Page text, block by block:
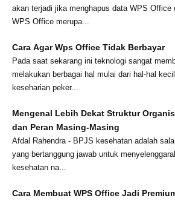
akan terjadi jika menghapus data WPS Office
WPS Office merupa...
Cara Agar Wps Office Tidak Berbayar
Pada saat sekarang ini teknologi sangat
melakukan berbagai hal mulai dari hal-hal
keseharian peker...
Mengenal Lebih Dekat Struktur
dan Peran Masing-Masing
Afdal Rahendra - BPJS kesehatan adalah salah satu lembaga publik
yang bertanggung jawab untuk
kesehatan na...
Cara Membuat WPS Office Jadi